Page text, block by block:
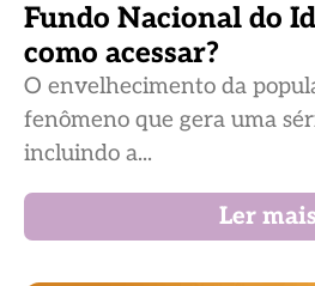
Fundo Nacional do
como acessar?
O envelhecimento da
fenômeno que gera uma
incluindo a...
Ler mais